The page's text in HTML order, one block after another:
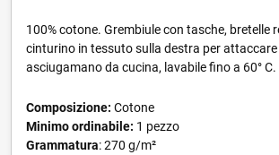
100% cotone. Grembiule con tasche, bretelle
cinturino in tessuto sulla destra per
asciugamano da cucina, lavabile fino a 60° C.
Composizione: Cotone
Minimo ordinabile: 1 pezzo
Grammatura: 270 g/m²